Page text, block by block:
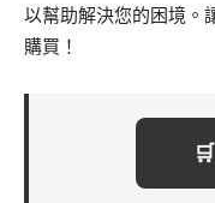
以幫助解決您的困境。
購買！